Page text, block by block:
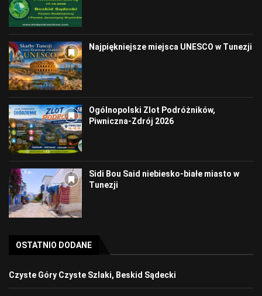
Najpiękniejsze miejsca UNESCO w Tunezji
Ogólnopolski Zlot Podróżników,
Piwniczna-Zdrój 2026
Sidi Bou Said niebiesko-białe miasto w
Tunezji
OSTATNIO DODANE
Czyste Góry Czyste Szlaki, Beskid Sądecki